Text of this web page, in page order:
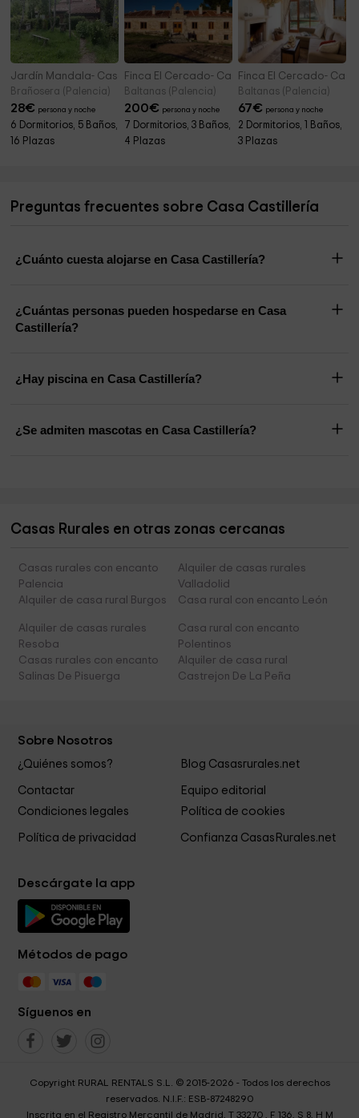
Jardín Mandala- Casa Los Otoños
Brañosera (Palencia)
28€ persona y noche
6 Dormitorios, 5 Baños,
16 Plazas
Finca El Cercado- Casa Principal
Baltanas (Palencia)
200€ persona y noche
7 Dormitorios, 3 Baños,
4 Plazas
Finca El Cercado-
Baltanas (Palencia)
67€ persona y noche
2 Dormitorios, 1 Baños,
3 Plazas
Preguntas frecuentes sobre Casa Castillería
¿Cuánto cuesta alojarse en Casa Castillería?
¿Cuántas personas pueden hospedarse en Casa
Castillería?
¿Hay piscina en Casa Castillería?
¿Se admiten mascotas en Casa Castillería?
Casas Rurales en otras zonas cercanas
Casas rurales con encanto
Palencia
Alquiler de casas rurales
Valladolid
Alquiler de casa rural Burgos
Casa rural con encanto León
Alquiler de casas rurales
Resoba
Casa rural con encanto
Polentinos
Casas rurales con encanto
Salinas De Pisuerga
Alquiler de casa rural
Castrejon De La Peña
Sobre Nosotros
¿Quiénes somos? Blog Casasrurales.net
Contactar
Equipo editorial
Condiciones legales
Política de cookies
Política de privacidad Confianza CasasRurales.net
Descárgate la app
Métodos de pago
Síguenos en
Copyright RURAL RENTALS S.L. © 2015-2026 - Todos los derechos
reservados. N.I.F.: ESB-87248290
Inscrita en el Registro Mercantil de Madrid, T 33270 , F 136, S 8, H M